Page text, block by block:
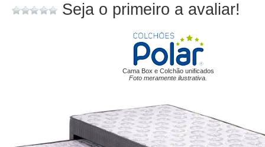
Seja o primeiro a avaliar!
Cama Box e Colchão unificados
Foto meramente ilustrativa.